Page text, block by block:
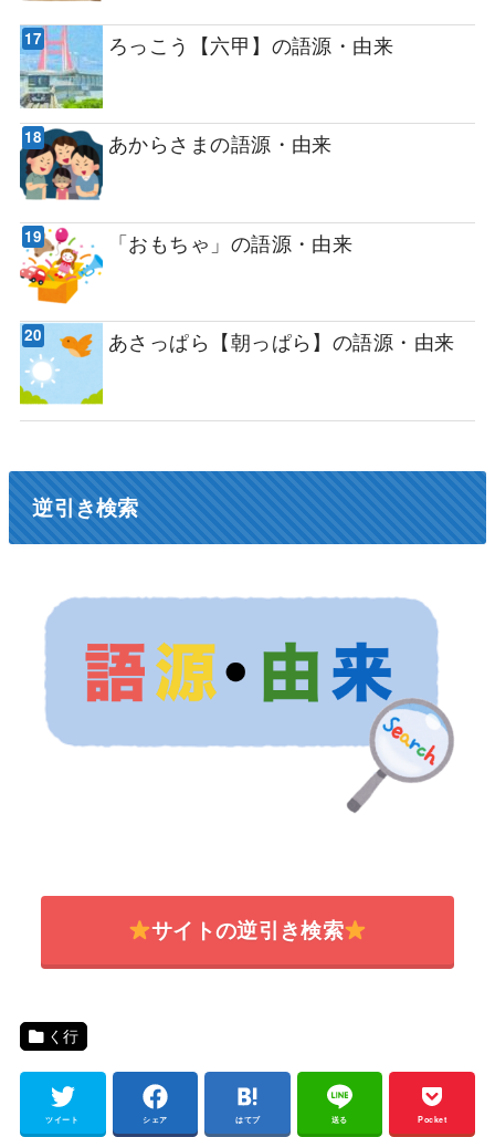
ろっこう【六甲】の語源・由来
あからさまの語源・由来
「おもちゃ」の語源・由来
あさっぱら【朝っぱら】の語源・由来
逆引き検索
サイトの逆引き検索
く行
ツイート シェア はてブ 送る Pocket